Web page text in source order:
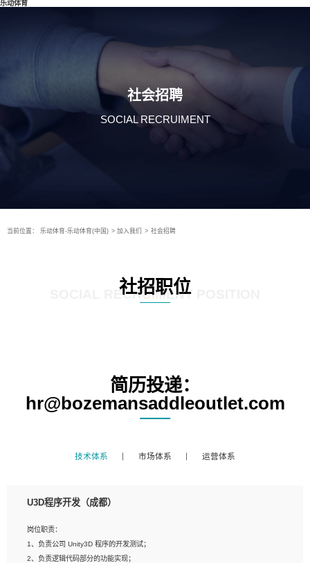
乐动体育
社会招聘
SOCIAL RECRUIMENT
当前位置： 乐动体育-乐动体育(中国) > 加入我们 > 社会招聘
社招职位
SOCIAL RECRUIMENT POSITION
简历投递：
hr@bozemansaddleoutlet.com
技术体系 市场体系 运营体系
U3D程序开发（成都）
岗位职责：
1、负责公司 Unity3D 程序的开发测试；
2、负责逻辑代码部分的功能实现；